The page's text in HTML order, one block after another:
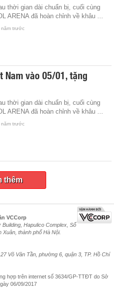
thời gian dài chuẩn bị, cuối cùng
ARENA đã hoàn chỉnh về khâu ...
năm trước
Nam vào 05/01, tặng
thời gian dài chuẩn bị, cuối cùng
ARENA đã hoàn chỉnh về khâu ...
năm trước
thêm
VCCorp
Hapulico Complex, Số
thành phố Hà Nội.
Võ Văn Tần, phường 6, quận 3, TP. Hồ Chí
hợp trên internet số 3634/GP-TTĐT do Sở
06/09/2017